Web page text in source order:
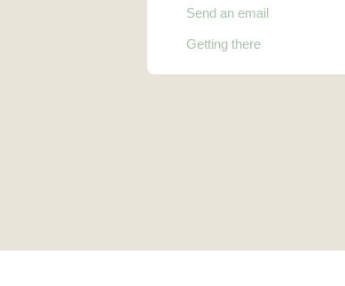
Send an email
Getting there